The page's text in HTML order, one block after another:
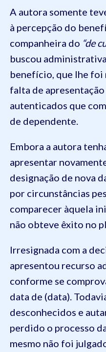
A autora somente
à percepção do
companheira do “de
buscou
benefício, que lhe foi
falta de
autenticados que
de dependente.
Embora a autora
apresentar
designação de nova
por circunstâncias
comparecer àquela
não obteve êxito no
Irresignada com a
apresentou recurso
conforme se
data de (data).
desconhecidos e
perdido o processo
mesmo não foi